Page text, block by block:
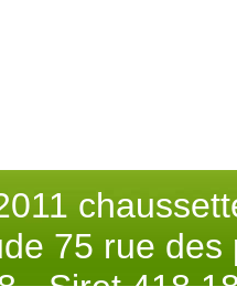
75 rue
- Siret 418